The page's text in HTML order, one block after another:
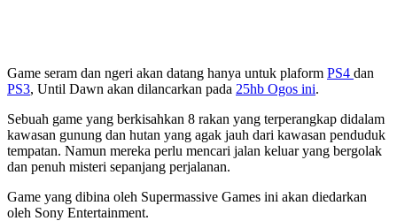
Game seram dan ngeri akan datang hanya untuk plaform PS4 dan
PS3, Until Dawn akan dilancarkan pada 25hb Ogos ini.
Sebuah game yang berkisahkan 8 rakan yang terperangkap didalam
kawasan gunung dan hutan yang agak jauh dari kawasan penduduk
tempatan. Namun mereka perlu mencari jalan keluar yang bergolak
dan penuh misteri sepanjang perjalanan.
Game yang dibina oleh Supermassive Games ini akan diedarkan
oleh Sony Entertainment.